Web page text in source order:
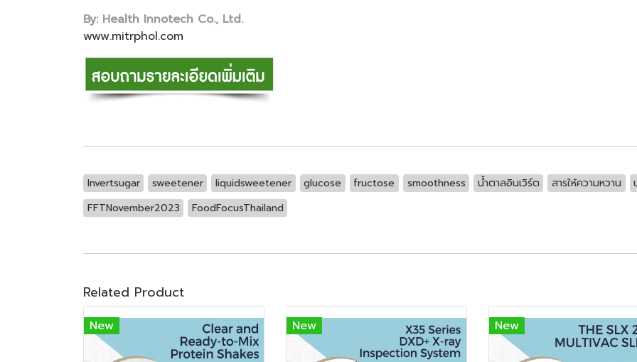
By: Health Innotech Co., Ltd.
www.mitrphol.com
Invertsugar sweetener liquidsweetener glucose fructose smoothness น้ำตาลอินเวิร์ต สารให้ความหวาน
FFTNovember2023
FoodFocusThailand
Related Product
New New New